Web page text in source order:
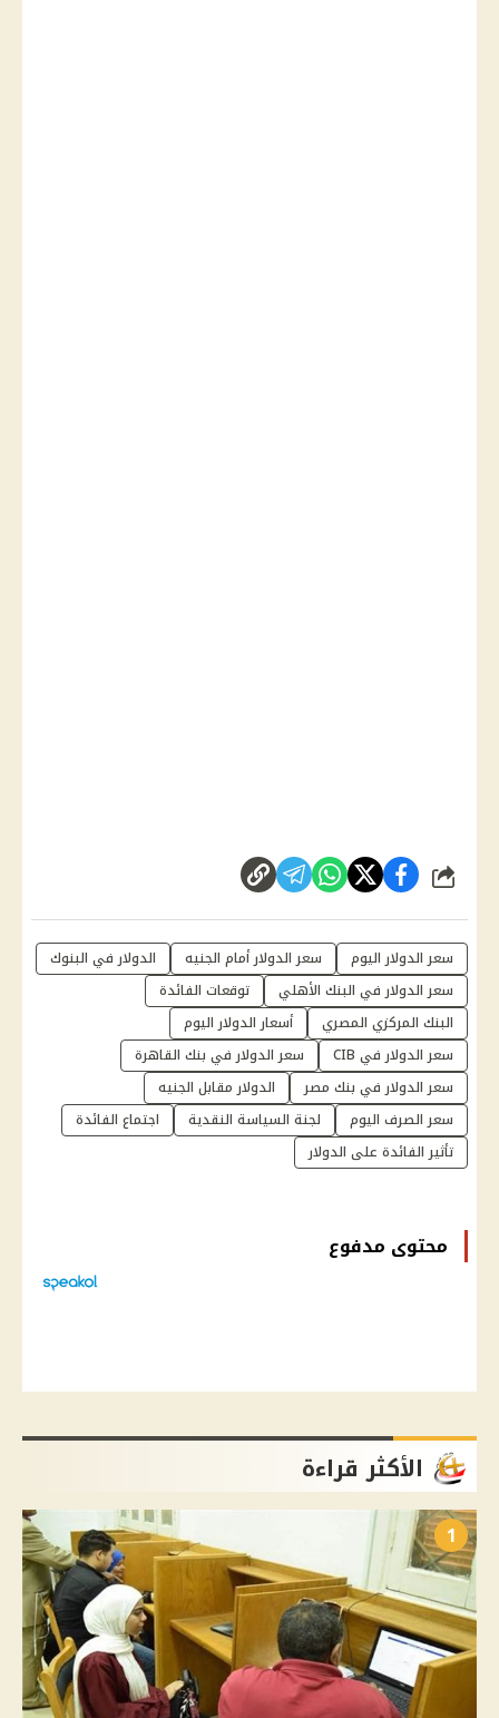
شارك
سعر الدولار اليوم سعر الدولار أمام الجنيه
الدولار في البنوك
سعر الدولار في البنك الأهلي
توقعات الفائدة
البنك المركزي المصري
أسعار الدولار اليوم
سعر الدولار في CIB
سعر الدولار في بنك القاهرة
سعر الدولار في بنك مصر
الدولار مقابل الجنيه
سعر الصرف اليوم
لجنة السياسة النقدية
اجتماع الفائدة
تأثير الفائدة على الدولار
محتوى مدفوع
الأكثر قراءة
1